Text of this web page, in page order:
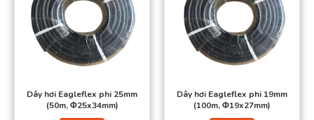
Dây hơi Eagleflex phi 25mm
(50m, Φ25x34mm)
Dây hơi Eagleflex phi 19mm
(100m, Φ19x27mm)